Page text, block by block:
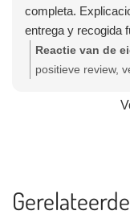
completa.
entrega y recogida
Reactie van de
positieve review,